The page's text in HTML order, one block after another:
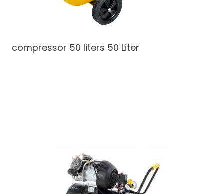
compressor 50 liters 50 Liter